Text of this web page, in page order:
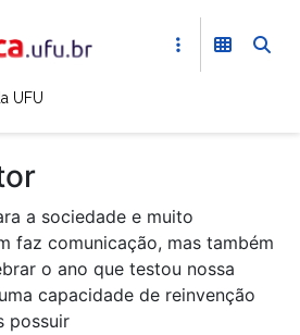
UFU
a sociedade e muito
faz comunicação, mas também
o ano que testou nossa
capacidade de reinvenção
possuir